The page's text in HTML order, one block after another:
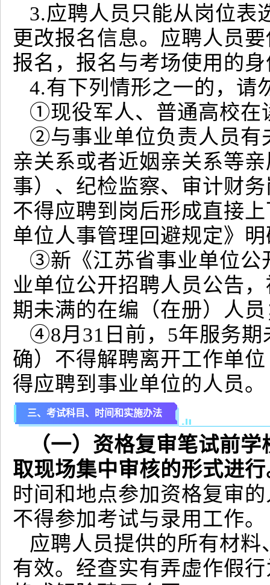
3.应聘人员只能从岗位表
更改报名信息。应聘人员
报名，报名与考场使用的
4.有下列情形之一的，请
①现役军人、普通高校在
②与事业单位负责人员有
亲关系或者近姻亲关系等
事）、纪检监察、审计财
不得应聘到岗后形成直接
单位人事管理回避规定》
③新《江苏省事业单位公
业单位公开招聘人员公告
期未满的在编（在册）人
④8月31日前，5年服务期
确）不得解聘离开工作单
得应聘到事业单位的人员。
三、考试科目、时间和实施办法
（一）资格复审笔试前
取现场集中审核的形式进
时间和地点参加资格复审
不得参加考试与录用工作。
应聘人员提供的所有材
有效。经查实有弄虚作假